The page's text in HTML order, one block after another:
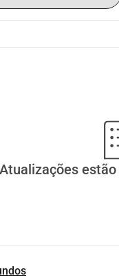
Atualizações